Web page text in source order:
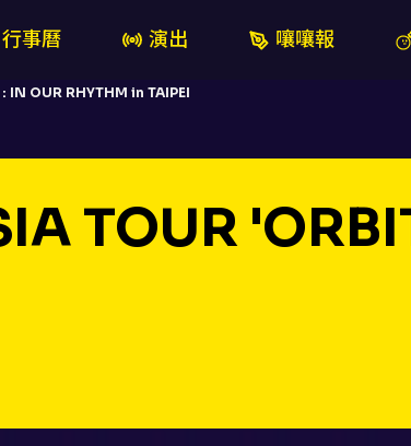
行事曆 演出 嚷嚷報
IN OUR RHYTHM in TAIPEI
TOUR